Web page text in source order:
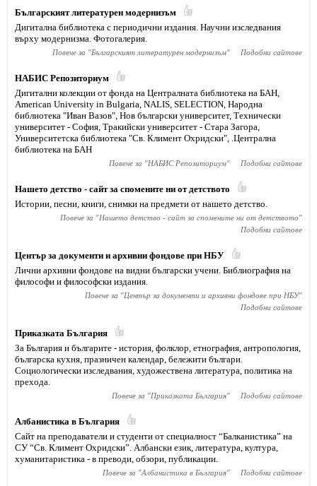
Българският литературен модернизъм
Дигитална библиотека с периодични издания. Научни изследвания
върху модернизма. Фотогалерия.
Повече за "Българският литературен модернизъм" Подобни сайтове
НАБИС Репозиториум
Дигитални колекции от фонда на Централната библиотека на БАН,
American University in Bulgaria, NALIS, SELECTION, Народна
библиотека "Иван Вазов", Нов български университет, Технически
университет - София, Тракийски университет - Стара Загора,
Университетска библиотека "Св. Климент Охридски", .Централна
библиотека на БАН
Повече за "НАБИС Репозиториум" Подобни сайтове
Нашето детство - сайт за спомените ни от детството
Истории, песни, книги, снимки на предмети от нашето детство.
Повече за "Нашето детство - сайт за спомените ни от детството"
Подобни сайтове
Център за документи и архивни фондове при НБУ
Лични архивни фондове на видни български учени. Библиография на
философи и философски издания.
Повече за "Център за документи и архивни фондове при НБУ"
Подобни сайтове
Приказката България
За България и българите - история, фолклор, етнография, антропология,
българска кухня, празничен календар, бележити българи.
Социологически изследвания, художествена литература, политика на
прехода.
Повече за "Приказката България" Подобни сайтове
Албанистика в България
Сайт на преподаватели и студенти от специалност “Балканистика” на
СУ “Св. Климент Охридски”. Албански език, литература, култура,
хуманитаристика - в преводи, обзори, публикации.
Повече за "Албанистика в България" Подобни сайтове